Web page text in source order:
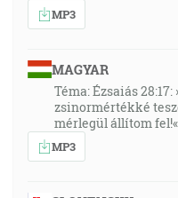
MP3
MAGYAR
Téma: Ézsaiás
zsinormértékké
mérlegül állítom fel!«
MP3